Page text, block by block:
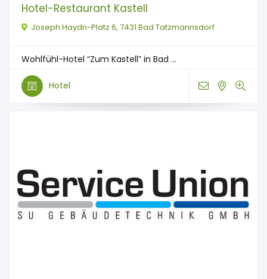
Hotel-Restaurant Kastell
Joseph Haydn-Platz 6, 7431 Bad Tatzmannsdorf
Wohlfühl-Hotel “Zum Kastell” in Bad ...
Hotel